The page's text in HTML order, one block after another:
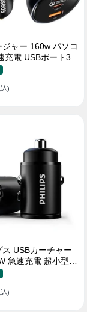
ジャー 160w パソコ
充電 USBポート3つ
ーソケット
)
ス USBカーチャー
急速充電 超小型設
シガーソケット
)